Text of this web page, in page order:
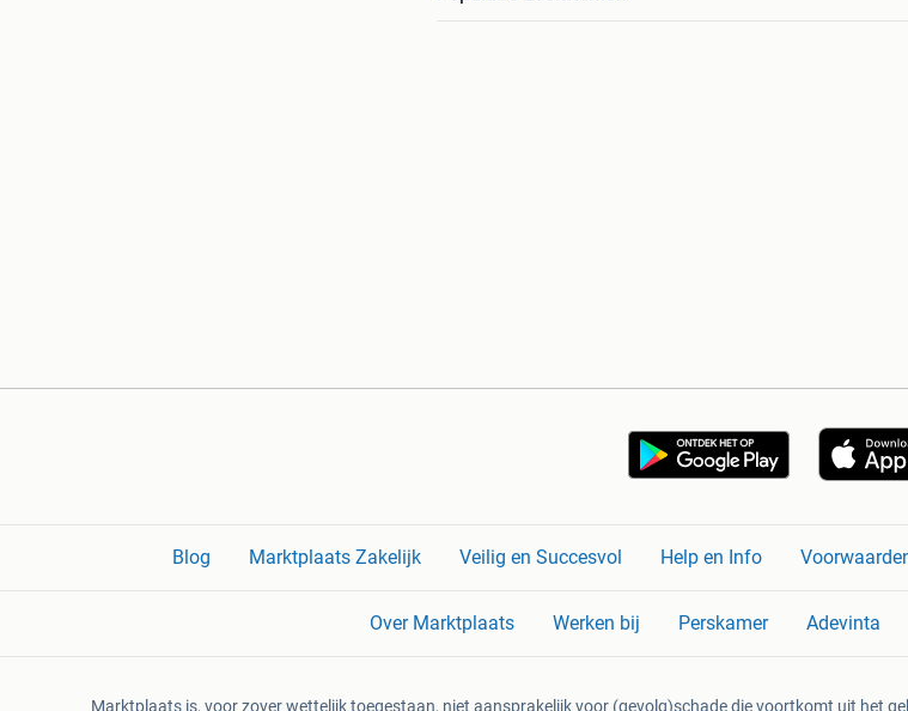
Blog Marktplaats Zakelijk Veilig en Succesvol Help en Info
Over Marktplaats Werken bij Perskamer Adevinta
Marktplaats is, voor zover wettelijk toegestaan, niet aansprakelijk voor (gevolg)schade die voortkomt uit het